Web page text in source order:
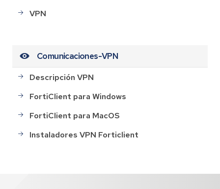
VPN
Comunicaciones-VPN
Descripción VPN
FortiClient para Windows
FortiClient para MacOS
Instaladores VPN Forticlient